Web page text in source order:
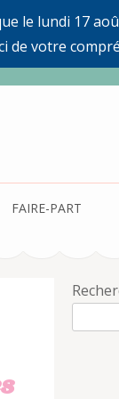
le lundi 17
de votre
FAIRE-PART